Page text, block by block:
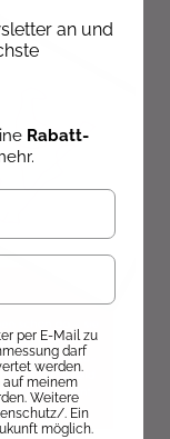
an und
Rabatt-
per E-Mail zu
darf
werden.
auf meinem
Weitere
. Ein
möglich.